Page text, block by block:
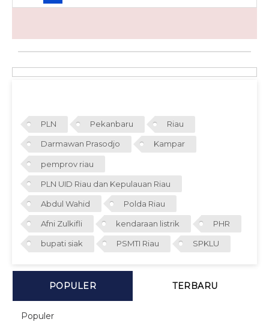
PLN Pekanbaru Riau
Darmawan Prasodjo Kampar
pemprov riau
PLN UID Riau dan Kepulauan Riau
Abdul Wahid Polda Riau
Afni Zulkifli kendaraan listrik PHR
bupati siak PSMTI Riau SPKLU
POPULER TERBARU
Populer